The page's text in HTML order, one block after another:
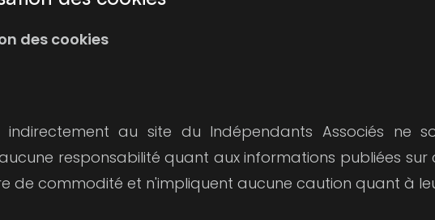
des cookies
indirectement au site du Indépendants Associés ne
responsabilité quant aux informations publiées sur
de commodité et n'impliquent aucune caution quant à